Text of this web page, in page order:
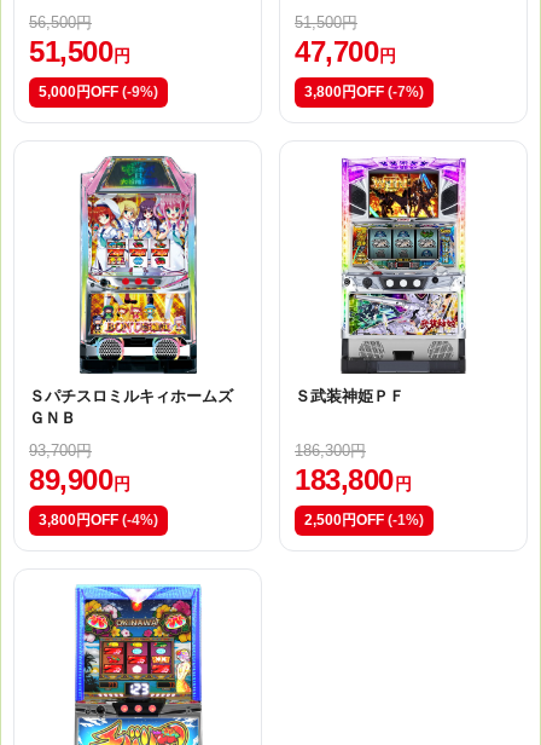
56,500円
51,500円
5,000円OFF (-9%)
51,500円
47,700円
3,800円OFF (-7%)
Ｓパチスロミルキィホームズ
ＧＮＢ
93,700円
89,900 円
3,800円OFF (-4%)
Ｓ武装神姫ＰＦ
186,300円
183,800 円
2,500円OFF (-1%)